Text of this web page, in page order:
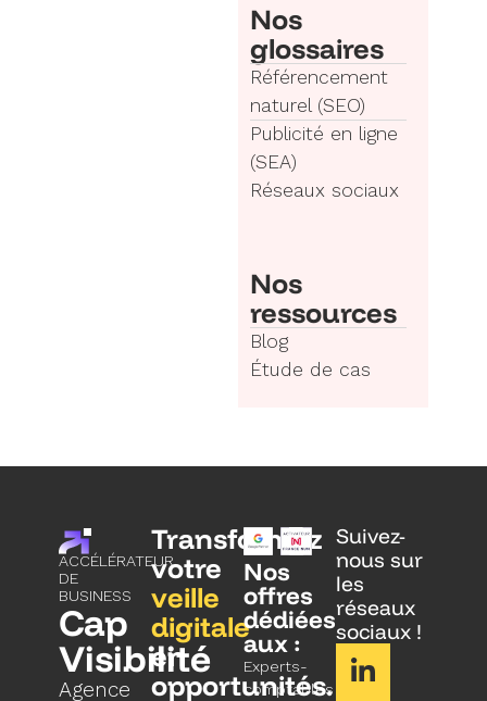
Nos
glossaires
Référencement
naturel (SEO)
Publicité en ligne
(SEA)
Réseaux sociaux
Nos
ressources
Blog
Étude de cas
ACCÉLÉRATEUR
DE
BUSINESS
Cap
Visibilité
Agence
Transformez
votre
veille
digitale
en
opportunités.
Nos
offres
dédiées
aux :
Experts-
comptables
Suivez-
nous sur
les
réseaux
sociaux !